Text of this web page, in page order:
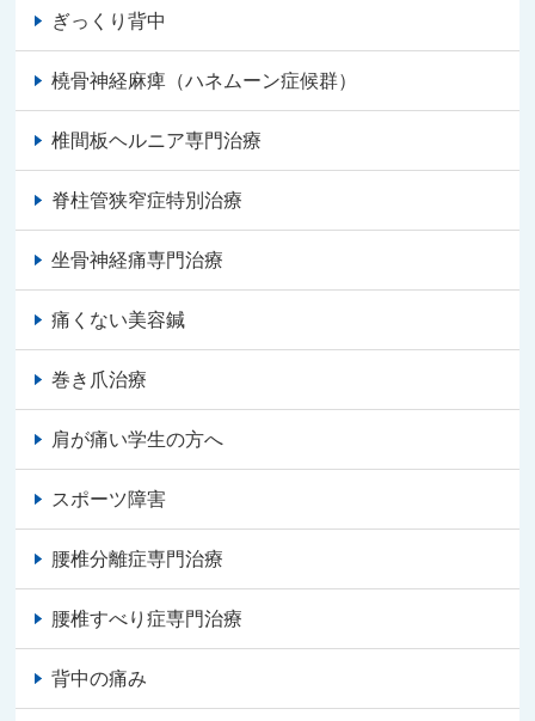
ぎっくり背中
橈骨神経麻痺（ハネムーン症候群）
椎間板ヘルニア専門治療
脊柱管狭窄症特別治療
坐骨神経痛専門治療
痛くない美容鍼
巻き爪治療
肩が痛い学生の方へ
スポーツ障害
腰椎分離症専門治療
腰椎すべり症専門治療
背中の痛み